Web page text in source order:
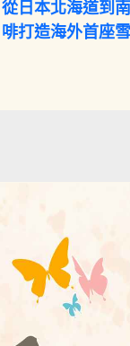
從日本北海道到
啡打造海外首座